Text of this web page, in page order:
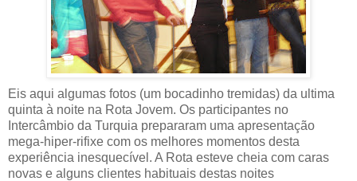
Eis aqui algumas fotos (um bocadinho tremidas) da ultima
quinta à noite na Rota Jovem. Os participantes no
Intercâmbio da Turquia prepararam uma apresentação
mega-hiper-rifixe com os melhores momentos desta
experiência inesquecível. A Rota esteve cheia com caras
novas e alguns clientes habituais destas noites